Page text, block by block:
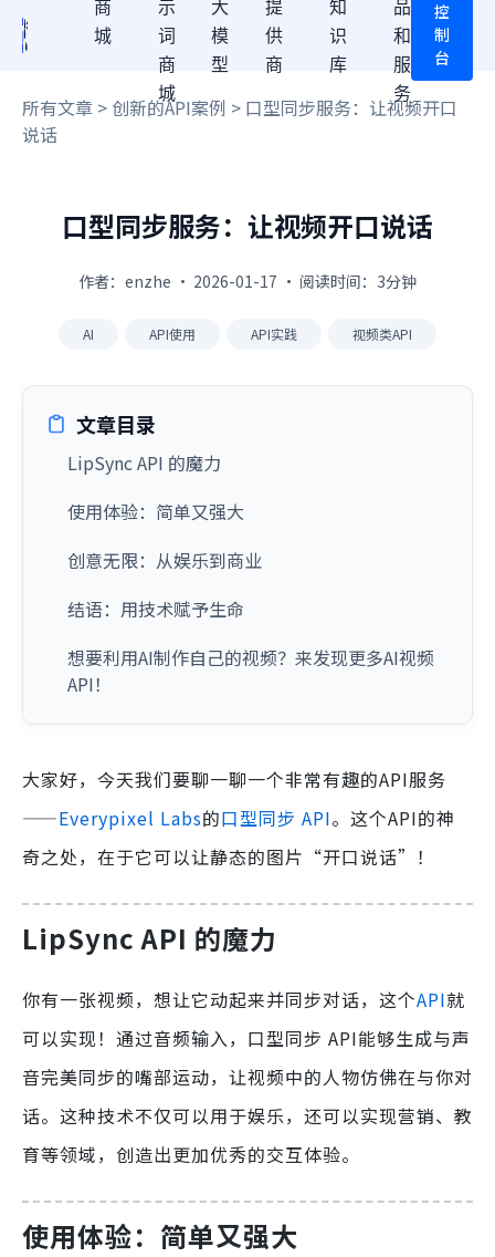
商
城
示
词
商
城
大
模
型
提
供
商
知
识
库
品
和
服
务
控
制
台
所有文章 > 创新的API案例 > 口型同步服务：让视频开口
说话
口型同步服务：让视频开口说话
作者：enzhe · 2026-01-17 · 阅读时间：3分钟
AI API使用 API实践 视频类API
文章目录
LipSync API 的魔力
使用体验：简单又强大
创意无限：从娱乐到商业
结语：用技术赋予生命
想要利用AI制作自己的视频？来发现更多AI视频
API！
大家好，今天我们要聊一聊一个非常有趣的API服务
——Everypixel Labs的口型同步 API。这个API的神
奇之处，在于它可以让静态的图片“开口说话”！
LipSync API 的魔力
你有一张视频，想让它动起来并同步对话，这个API就
可以实现！通过音频输入，口型同步 API能够生成与声
音完美同步的嘴部运动，让视频中的人物仿佛在与你对
话。这种技术不仅可以用于娱乐，还可以实现营销、教
育等领域，创造出更加优秀的交互体验。
使用体验：简单又强大